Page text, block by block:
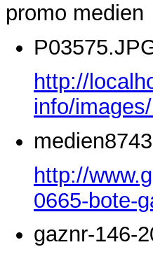
promo medien
http://
info/
http://
0665-bote-
gaznr-146-